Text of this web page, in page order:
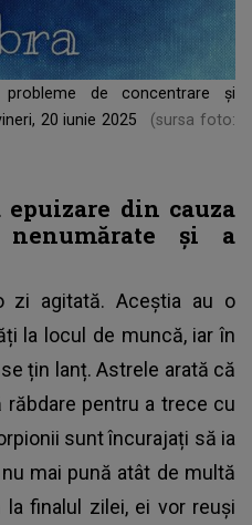
de concentrare și
20 iunie 2025
(sursa foto:
din cauza
nenumărate și a
zi agitată. Aceștia au o
la locul de muncă, iar în
țin lanț. Astrele arată că
pentru a trece cu
sunt încurajați să ia
mai pună atât de multă
la finalul zilei, ei vor reuși